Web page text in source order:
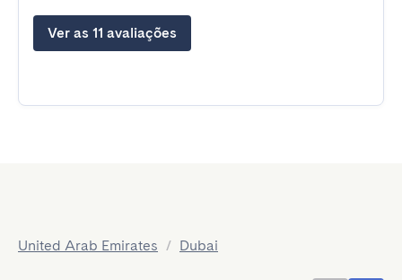
Ver as 11 avaliações
United Arab Emirates / Dubai